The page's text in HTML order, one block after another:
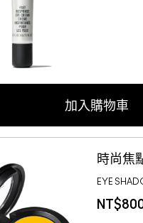
加入購物車
時尚焦
EYE